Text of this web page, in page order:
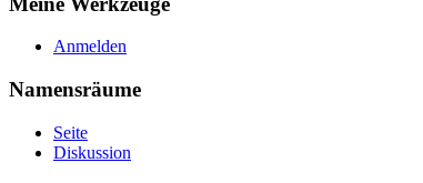
Anmelden
Namensräume
Seite
Diskussion